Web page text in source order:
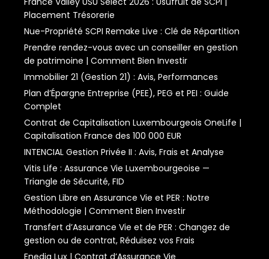
Placement Trésorerie
Nue-Propriété SCPI Remake Live : Clé de Répartition
Prendre rendez-vous avec un conseiller en gestion
de patrimoine | Comment Bien Investir
Immobilier 21 (Gestion 21) : Avis, Performances
Plan d’Épargne Entreprise (PEE), PEG et PEI : Guide
Complet
Contrat de Capitalisation Luxembourgeois OneLife |
Capitalisation France des 100 000 EUR
INTENCIAL Gestion Privée II : Avis, Frais et Analyse
Vitis Life : Assurance Vie Luxembourgeoise —
Triangle de Sécurité, FID
Gestion Libre en Assurance Vie et PER : Notre
Méthodologie | Comment Bien Investir
Transfert d’Assurance Vie et de PER : Changez de
gestion ou de contrat, Réduisez vos Frais
Enedia Lux | Contrat d’Assurance Vie